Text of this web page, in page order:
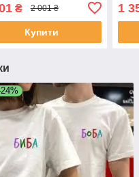
IT₴ 2 001 ₴
Купити
1